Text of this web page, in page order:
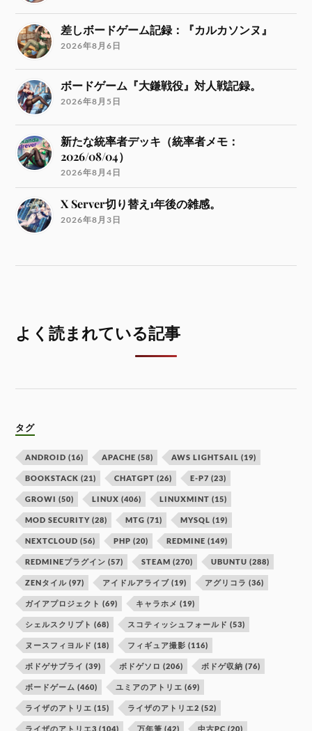
差しボードゲーム記録：『カルカソンヌ』
2026年8月6日
ボードゲーム『大鎌戦役』対人戦記録。
2026年8月5日
新たな統率者デッキ（統率者メモ：
2026/08/04）
2026年8月4日
X Server切り替え1年後の雑感。
2026年8月3日
よく読まれている記事
タグ
ANDROID (16) APACHE (58) AWS LIGHTSAIL (19)
BOOKSTACK (21) CHATGPT (26) E-P7 (23)
GROWI (50) LINUX (406) LINUXMINT (15)
MOD SECURITY (28) MTG (71) MYSQL (19)
NEXTCLOUD (56) PHP (20) REDMINE (149)
REDMINEプラグイン (57) STEAM (270) UBUNTU (288)
ZENタイル (97) アイドルアライブ (19) アグリコラ (36)
ガイアプロジェクト (69) キャラホメ (19)
シェルスクリプト (68) スコティッシュフォールド (53)
ヌースフィヨルド (18) フィギュア撮影 (116)
ボドゲサプライ (39) ボドゲソロ (206) ボドゲ収納 (76)
ボードゲーム (460) ユミアのアトリエ (69)
ライザのアトリエ (15) ライザのアトリエ2 (52)
ライザのアトリエ3 (104) 万年筆 (42) 中古PC (20)